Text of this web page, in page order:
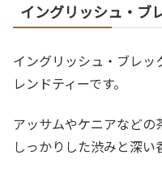
イングリッシュ・ブ
イングリッシュ・ブレ
レンドティーです。
アッサムやケニアなどの
しっかりした渋みと深い